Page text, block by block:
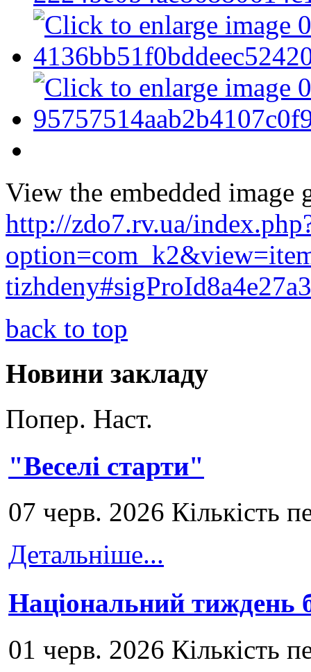
View the embedded image
http://zdo7.rv.ua/
back to top
Новини закладу
Попер. Наст.
"Веселі старти"
07 черв. 2026 Кількість
Детальніше...
Національний тиждень
01 черв. 2026 Кількість